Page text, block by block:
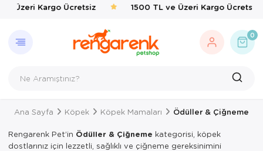
Üzeri Kargo Ücretsiz 1500 TL ve Üzeri Kargo Ücretsiz
0
GERI DÖN
Kedi
KEDI
Kedi Taşıma
Kedi Kumları
Kedi Hijyen &
KÖPEK
Kedi
Köpek
Köpek Hijyen
KUŞ
Kafes & Yuva
Yem & Kraker
Yemlik &
Evcil Hayvan
EVCIL
Kedi Mama &
Balık
BALIK
Balık Yemleri
Yemler & Ek
Bakım &
ÇEVRE
Haşere
Ana Sayfa Köpek Köpek Mamaları Ödüller & Çiğneme
Rengarenk Pet’in Ödüller & Çiğneme kategorisi, köpek
dostlarınız için lezzetli, sağlıklı ve çiğneme gereksinimini